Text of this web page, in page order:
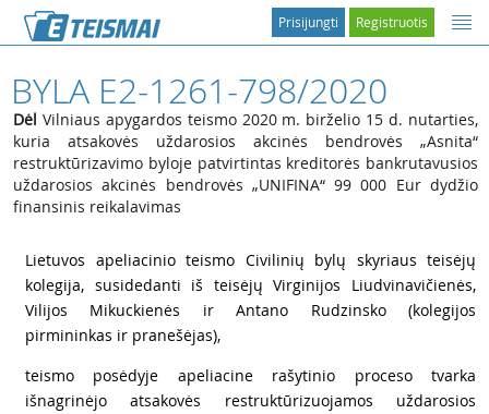
Registruotis
Prisijungti
BYLA E2-1261-798/2020
Dėl Vilniaus apygardos teismo 2020 m. birželio 15 d. nutarties,
kuria atsakovės uždarosios akcinės bendrovės „Asnita“
restruktūrizavimo byloje patvirtintas kreditorės bankrutavusios
uždarosios akcinės bendrovės „UNIFINA“ 99 000 Eur dydžio
finansinis reikalavimas
Lietuvos apeliacinio teismo Civilinių bylų skyriaus teisėjų
kolegija, susidedanti iš teisėjų Virginijos Liudvinavičienės,
Vilijos Mikuckienės ir Antano Rudzinsko (kolegijos
pirmininkas ir pranešėjas),
teismo posėdyje apeliacine rašytinio proceso tvarka
išnagrinėjo atsakovės restruktūrizuojamos uždarosios